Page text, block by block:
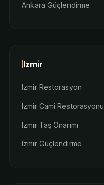
Ankara Güçlendirme
Izmir
Izmir Restorasyon
Izmir Cami Restorasyonu
Izmir Taş Onarımı
Izmir Güçlendirme